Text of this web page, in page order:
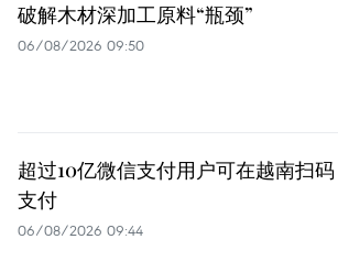
破解木材深加工原料“瓶颈”
06/08/2026 09:50
超过10亿微信支付用户可在越南扫码
支付
06/08/2026 09:44